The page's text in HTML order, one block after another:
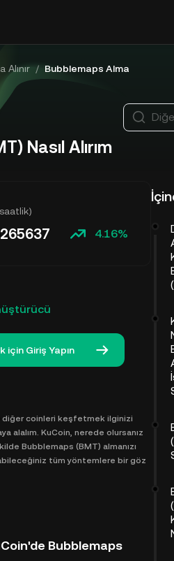
Alınır / Bubblemaps Alma
Nasıl Alırım
4.16%
için Giriş Yapın
diğer coinleri keşfetmek ilginizi
alalım. KuCoin, nerede olursanız
Bubblemaps (BMT) almanızı
tüm yöntemlere bir göz
Bubblemaps